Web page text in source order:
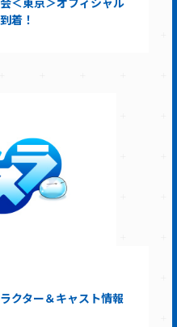
着！
クター＆キャスト情報